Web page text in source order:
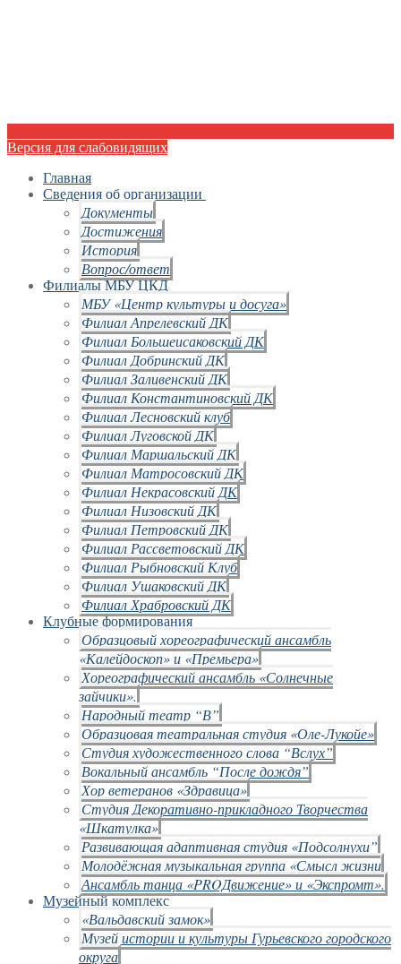
Версия для слабовидящих
Главная
Сведения об организации
Документы
Достижения
История
Вопрос/ответ
Филиалы МБУ ЦКД
МБУ «Центр культуры и досуга»
Филиал Апрелевский ДК
Филиал Большеисаковский ДК
Филиал Добринский ДК
Филиал Заливенский ДК
Филиал Константиновский ДК
Филиал Лесновский клуб
Филиал Луговской ДК
Филиал Маршальский ДК
Филиал Матросовский ДК
Филиал Некрасовский ДК
Филиал Низовский ДК
Филиал Петровский ДК
Филиал Рассветовский ДК
Филиал Рыбновский Клуб
Филиал Ушаковский ДК
Филиал Храбровский ДК
Клубные формирования
Образцовый хореографический ансамбль
«Калейдоскоп» и «Премьера»
Хореографический ансамбль «Солнечные
зайчики».
Народный театр “В”
Образцовая театральная студия «Оле-Лукойе»
Студия художественного слова “Вслух”
Вокальный ансамбль “После дождя”
Хор ветеранов «Здравица»
Студия Декоративно-прикладного Творчества
«Шкатулка»
Развивающая адаптивная студия «Подсолнухи”
Молодёжная музыкальная группа «Смысл жизни
Ансамбль танца «PROДвижение» и «Экспромт».
Музейный комплекс
«Вальдавский замок»
Музей истории и культуры Гурьевского городского
округа